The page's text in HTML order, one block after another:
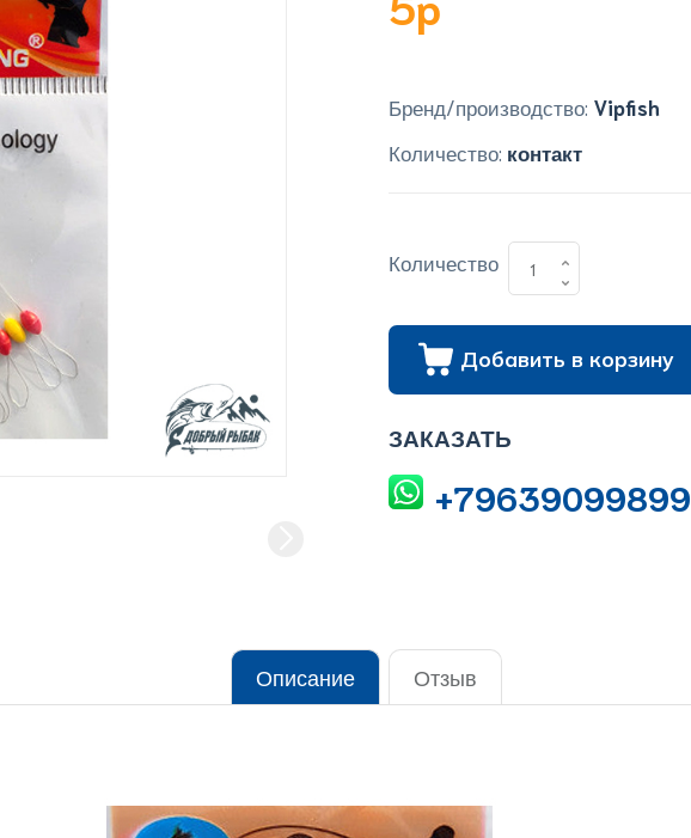
Бренд/производство: Vipfish
Количество: контакт
Количество
Добавить в корзину
ЗАКАЗАТЬ
+79639099899
Описание Отзыв